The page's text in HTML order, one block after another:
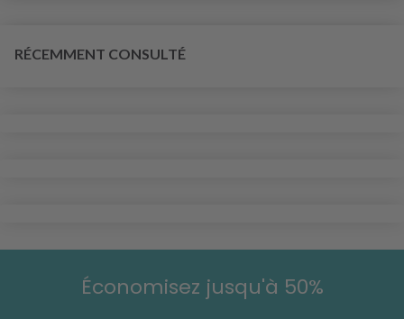
RÉCEMMENT CONSULTÉ
Économisez jusqu'à 50%